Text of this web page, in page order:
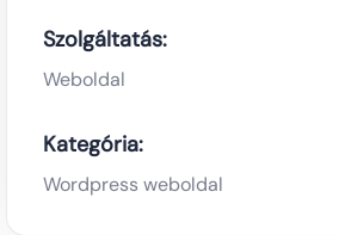
Szolgáltatás:
Weboldal
Kategória:
Wordpress weboldal